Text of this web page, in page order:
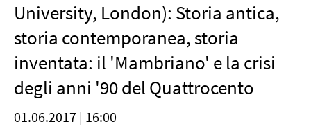
University, London): Storia antica,
storia contemporanea, storia
inventata: il 'Mambriano' e la crisi
degli anni '90 del Quattrocento
01.06.2017 | 16:00